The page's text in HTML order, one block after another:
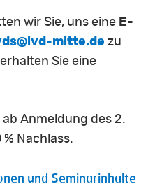
wir Sie, uns eineE-
mitte.de zu
Sie eine
ab Anmeldung des 2.
Nachlass.
und Seminarinhalte